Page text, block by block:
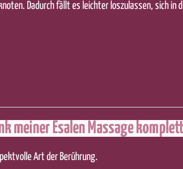
Dadurch fällt es leichter loszulassen, sich in
meiner Esalen Massage
Art der Berührung.